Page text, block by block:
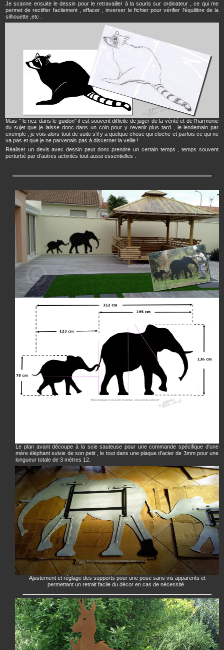
Je scanne ensuite le dessin pour le retravailler à la souris sur ordinateur , ce qui me
permet de rectifier facilement , effacer , inverser le fichier pour vérifier l'équilibre de la
silhouette ,etc .
Mais " le nez dans le guidon" il est souvent difficile de juger de la vérité et de l'harmonie
du sujet que je laisse donc dans un coin pour y revenir plus tard , le lendemain par
exemple ; je vois alors tout de suite s'il y a quelque chose qui cloche et parfois ce qui ne
va pas et que je ne parvenais pas à discerner la veille !
Réaliser un devis avec dessin peut donc prendre un certain temps , temps souvent
perturbé par d'autres activités tout aussi essentielles .
Le plan avant découpe à la scie sauteuse pour une commande spécifique d'une
mère éléphant suivie de son petit , le tout dans une plaque d'acier de 3mm pour une
longueur totale de 3 mètres 12.
Ajustement et réglage des supports pour une pose sans vis apparents et
permettant un retrait facile du décor en cas de nécessité .